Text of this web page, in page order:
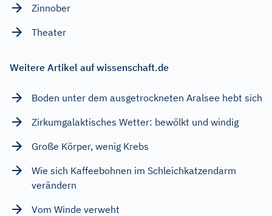
Zinnober
Theater
Weitere Artikel auf wissenschaft.de
Boden unter dem ausgetrockneten Aralsee hebt sich
Zirkumgalaktisches Wetter: bewölkt und windig
Große Körper, wenig Krebs
Wie sich Kaffeebohnen im Schleichkatzendarm
verändern
Vom Winde verweht